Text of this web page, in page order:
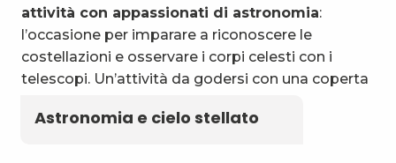
attività con appassionati di astronomia:
l’occasione per imparare a riconoscere le
costellazioni e osservare i corpi celesti con i
telescopi. Un’attività da godersi con una coperta
Astronomia e cielo stellato